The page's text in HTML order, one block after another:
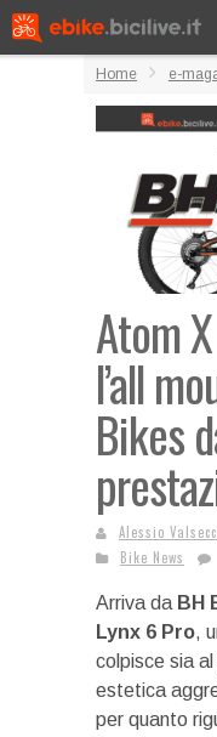
Home e-
Atom
l’all
Bikes
Alessio
Bike News
Arriva da BH
Lynx 6 Pro,
colpisce sia
estetica
per quanto